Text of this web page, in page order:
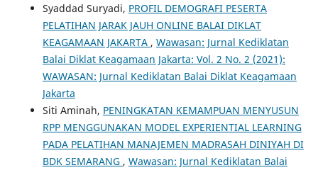
Syaddad Suryadi, PROFIL DEMOGRAFI PESERTA
PELATIHAN JARAK JAUH ONLINE BALAI DIKLAT
KEAGAMAAN JAKARTA , Wawasan: Jurnal Kediklatan
Balai Diklat Keagamaan Jakarta: Vol. 2 No. 2 (2021):
WAWASAN: Jurnal Kediklatan Balai Diklat Keagamaan
Jakarta
Siti Aminah, PENINGKATAN KEMAMPUAN MENYUSUN
RPP MENGGUNAKAN MODEL EXPERIENTIAL LEARNING
PADA PELATIHAN MANAJEMEN MADRASAH DINIYAH DI
BDK SEMARANG , Wawasan: Jurnal Kediklatan Balai